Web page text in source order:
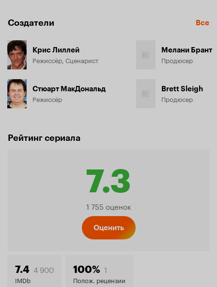
Создатели Все
Крис Лиллей
Режиссёр, Сценарист
Стюарт МакДональд
Режиссёр
Мелани Брант
Продюсер
Brett Sleigh
Продюсер
Рейтинг сериала
7.3
Рейтинг
1 755 оценок
Оценить
7.4 4 900
IMDb
100% 1
Полож. рецензии